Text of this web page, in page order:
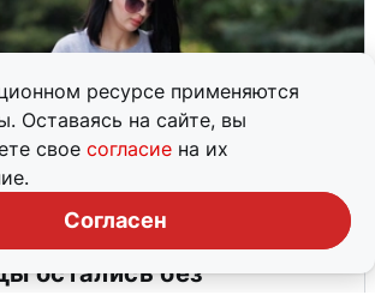
ресурсе применяются
Оставаясь на сайте, вы
свое согласие на их
Согласен
остались без